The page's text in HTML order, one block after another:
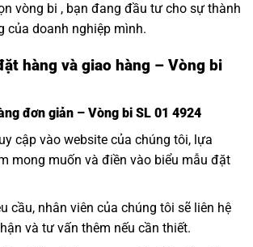
vòng bi , bạn đang đầu tư cho sự thành
của doanh nghiệp mình.
hàng và giao hàng – Vòng bi
đơn giản – Vòng bi SL 01 4924
cập vào website của chúng tôi, lựa
mong muốn và điền vào biểu mẫu đặt
cầu, nhân viên của chúng tôi sẽ liên hệ
và tư vấn thêm nếu cần thiết.